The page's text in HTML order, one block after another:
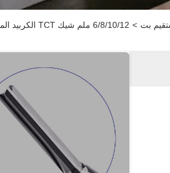
> 6/8/10/12 ملم شيك TCT الكربيد المستقيم الجهاز التوجيه بيت 2 النغمات لل MDF والخشب